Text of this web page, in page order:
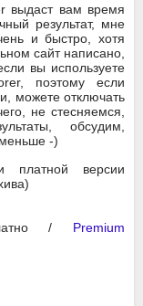
выдаст вам время
результат, мне
и быстро, хотя
сайт написано,
вы используете
поэтому если
можете отключать
не стесняемся,
обсудим,
-)
платной версии
/ Premium